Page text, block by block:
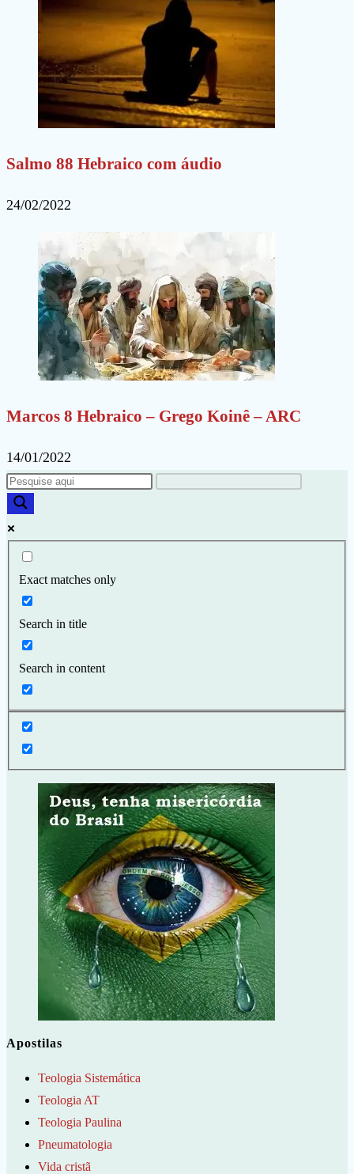
Salmo 88 Hebraico com áudio
24/02/2022
Marcos 8 Hebraico – Grego Koinê – ARC
14/01/2022
Exact matches only
Search in title
Search in content
Apostilas
Teologia Sistemática
Teologia AT
Teologia Paulina
Pneumatologia
Vida cristã